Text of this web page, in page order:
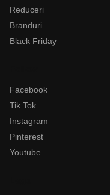
Reduceri
Branduri
Black Friday
Facebook
Tik Tok
Instagram
Pinterest
Youtube